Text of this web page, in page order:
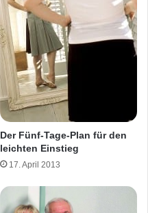
Der Fünf-Tage-Plan für den
leichten Einstieg
17. April 2013